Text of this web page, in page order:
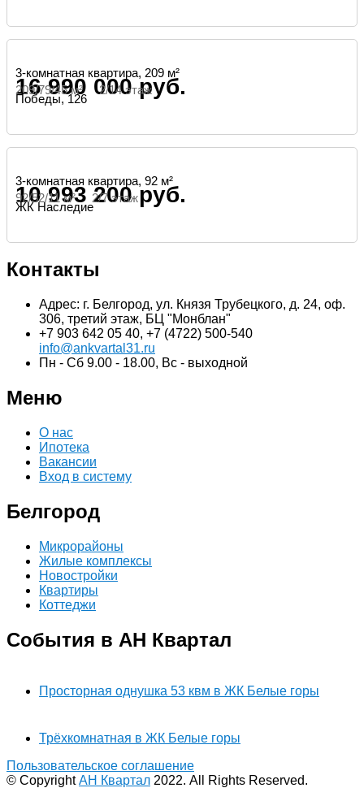
3-комнатная квартира, 209 м²
16 990 000 руб.
209/79/45 м² 2/14 этаж
Победы, 126
3-комнатная квартира, 92 м²
10 993 200 руб.
92/52/11 м² 2/7 этаж
ЖК Наследие
Контакты
Адрес: г. Белгород, ул. Князя Трубецкого, д. 24, оф.
306, третий этаж, БЦ "Монблан"
+7 903 642 05 40, +7 (4722) 500-540
info@ankvartal31.ru
Пн - Сб 9.00 - 18.00, Вс - выходной
Меню
О нас
Ипотека
Вакансии
Вход в систему
Белгород
Микрорайоны
Жилые комплексы
Новостройки
Квартиры
Коттеджи
События в АН Квартал
Просторная однушка 53 квм в ЖК Белые горы
Трёхкомнатная в ЖК Белые горы
Пользовательское соглашение
© CopyrightАН Квартал 2022. All Rights Reserved.